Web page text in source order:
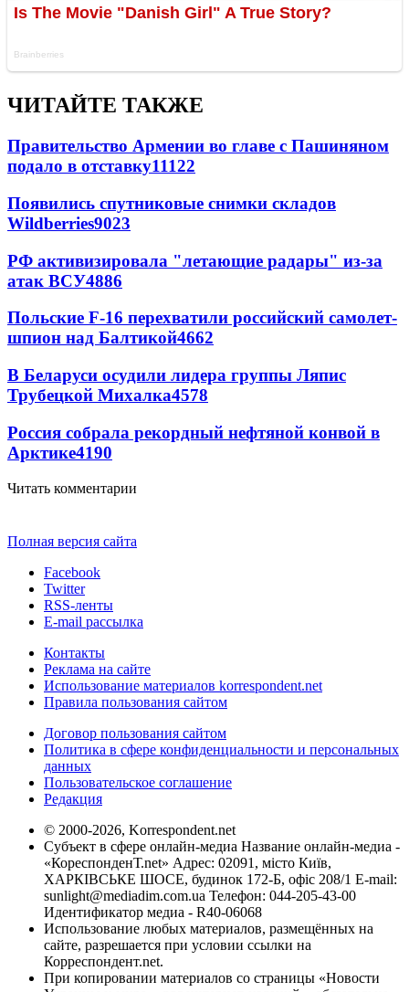
ЧИТАЙТЕ ТАКЖЕ
Правительство Армении во главе с Пашиняном
подало в отставку11122
Появились спутниковые снимки складов
Wildberries9023
РФ активизировала "летающие радары" из-за
атак ВСУ4886
Польские F-16 перехватили российский самолет-
шпион над Балтикой4662
В Беларуси осудили лидера группы Ляпис
Трубецкой Михалка4578
Россия собрала рекордный нефтяной конвой в
Арктике4190
Читать комментарии
Полная версия сайта
Facebook
Twitter
RSS-ленты
E-mail рассылка
Контакты
Реклама на сайте
Использование материалов korrespondent.net
Правила пользования сайтом
Договор пользования сайтом
Политика в сфере конфиденциальности и персональных
данных
Пользовательское соглашение
Редакция
© 2000-2026, Korrespondent.net
Субъект в сфере онлайн-медиа Название онлайн-медиа -
«КореспонденТ.net» Адрес: 02091, місто Київ,
ХАРКІВСЬКЕ ШОСЕ, будинок 172-Б, офіс 208/1 E-mail:
sunlight@mediadim.com.ua Телефон: 044-205-43-00
Идентификатор медиа - R40-06068
Использование любых материалов, размещённых на
сайте, разрешается при условии ссылки на
Корреспондент.net.
При копировании материалов со страницы «Новости